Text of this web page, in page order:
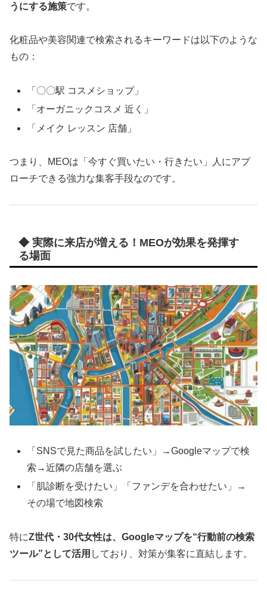
うにする施策です。
化粧品や美容関連で検索されるキーワードは以下のような
もの：
「〇〇駅 コスメショップ」
「オーガニックコスメ 近く」
「メイク レッスン 店舗」
つまり、MEOは「今すぐ買いたい・行きたい」人にアプ
ローチできる強力な集客手段なのです。
◆ 実際に来店が増える！MEOが効果を発揮す
る場面
「SNSで見た商品を試したい」→Googleマップで検
索→近隣の店舗を選ぶ
「肌診断を受けたい」「ファンデを合わせたい」→
その場で地図検索
特にZ世代・30代女性は、Googleマップを“行動前の検索
ツール”として活用 しており、対策が集客に直結します。